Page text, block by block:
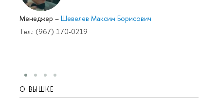
Менеджер – Шевелев Максим Борисович
Тел.: (967) 170-0219
О ВЫШКЕ